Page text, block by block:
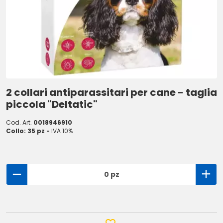
2 collari antiparassitari per cane - taglia
piccola "Deltatic"
Cod. Art. 0018946910
Collo: 35 pz - IVA 10%
0 pz